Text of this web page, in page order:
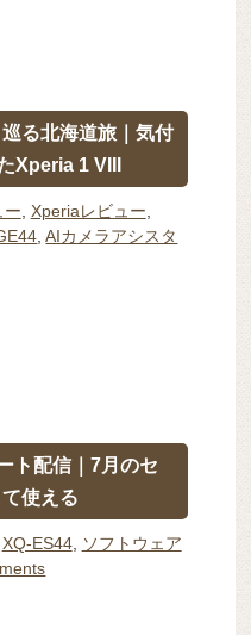
る北海道旅｜気付
Xperia 1 VIII
ー Xperiaレビュー
,AIカメラアシスタ
ト配信｜7月のセ
使える
XQ-ES44,
ソフトウェア